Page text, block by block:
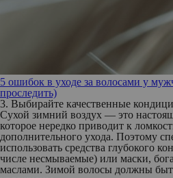
5 ошибок в уходе за волосами у
проследить)
3. Выбирайте качественные
Сухой зимний воздух — это
которое нередко приводит к
дополнительного ухода. Поэтому
использовать средства глубокого
числе несмываемые) или маски,
маслами. Зимой волосы должны